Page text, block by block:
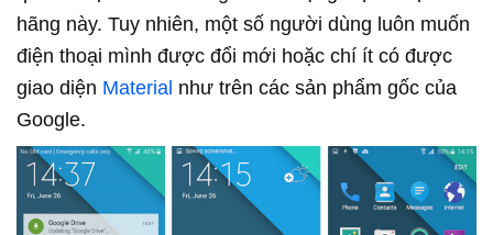
hãng này. Tuy nhiên, một số người dùng luôn muốn
điện thoại mình được đổi mới hoặc chí ít có được
giao diện Material như trên các sản phẩm gốc của
Google.